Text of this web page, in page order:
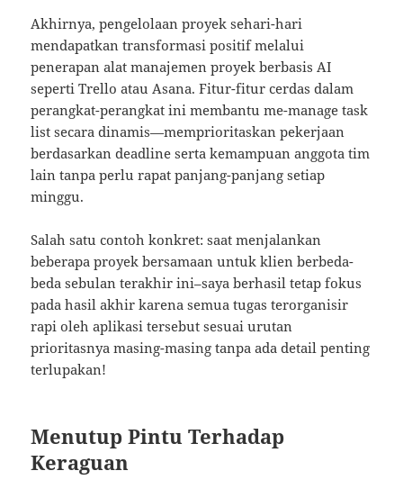
Akhirnya, pengelolaan proyek sehari-hari
mendapatkan transformasi positif melalui
penerapan alat manajemen proyek berbasis AI
seperti Trello atau Asana. Fitur-fitur cerdas dalam
perangkat-perangkat ini membantu me-manage task
list secara dinamis—memprioritaskan pekerjaan
berdasarkan deadline serta kemampuan anggota tim
lain tanpa perlu rapat panjang-panjang setiap
minggu.
Salah satu contoh konkret: saat menjalankan
beberapa proyek bersamaan untuk klien berbeda-
beda sebulan terakhir ini–saya berhasil tetap fokus
pada hasil akhir karena semua tugas terorganisir
rapi oleh aplikasi tersebut sesuai urutan
prioritasnya masing-masing tanpa ada detail penting
terlupakan!
Menutup Pintu Terhadap
Keraguan